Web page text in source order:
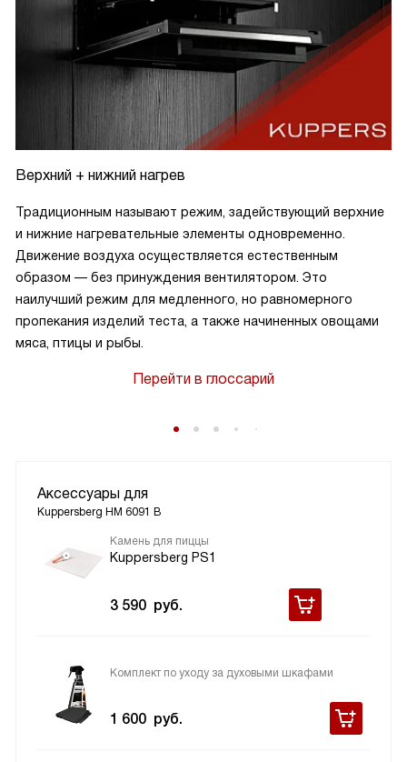
Верхний + нижний нагрев
Традиционным называют режим, задействующий верхние
и нижние нагревательные элементы одновременно.
Движение воздуха осуществляется естественным
образом — без принуждения вентилятором. Это
наилучший режим для медленного, но равномерного
пропекания изделий теста, а также начиненных овощами
мяса, птицы и рыбы.
Перейти в глоссарий
Аксессуары для
Kuppersberg HM 6091 B
Камень для пиццы
Kuppersberg PS1
3 590 руб.
Комплект по уходу за духовыми шкафами
1 600 руб.